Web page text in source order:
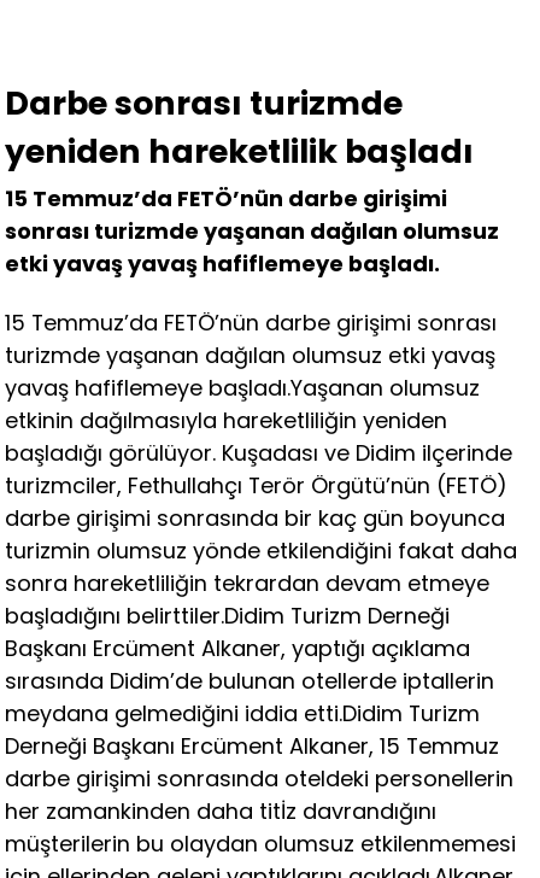
Darbe sonrası turizmde
yeniden hareketlilik başladı
15 Temmuz’da FETÖ’nün darbe girişimi
sonrası turizmde yaşanan dağılan olumsuz
etki yavaş yavaş hafiflemeye başladı.
15 Temmuz’da FETÖ’nün darbe girişimi sonrası
turizmde yaşanan dağılan olumsuz etki yavaş
yavaş hafiflemeye başladı.Yaşanan olumsuz
etkinin dağılmasıyla hareketliliğin yeniden
başladığı görülüyor. Kuşadası ve Didim ilçerinde
turizmciler, Fethullahçı Terör Örgütü’nün (FETÖ)
darbe girişimi sonrasında bir kaç gün boyunca
turizmin olumsuz yönde etkilendiğini fakat daha
sonra hareketliliğin tekrardan devam etmeye
başladığını belirttiler.Didim Turizm Derneği
Başkanı Ercüment Alkaner, yaptığı açıklama
sırasında Didim’de bulunan otellerde iptallerin
meydana gelmediğini iddia etti.Didim Turizm
Derneği Başkanı Ercüment Alkaner, 15 Temmuz
darbe girişimi sonrasında oteldeki personellerin
her zamankinden daha titİz davrandığını
müşterilerin bu olaydan olumsuz etkilenmemesi